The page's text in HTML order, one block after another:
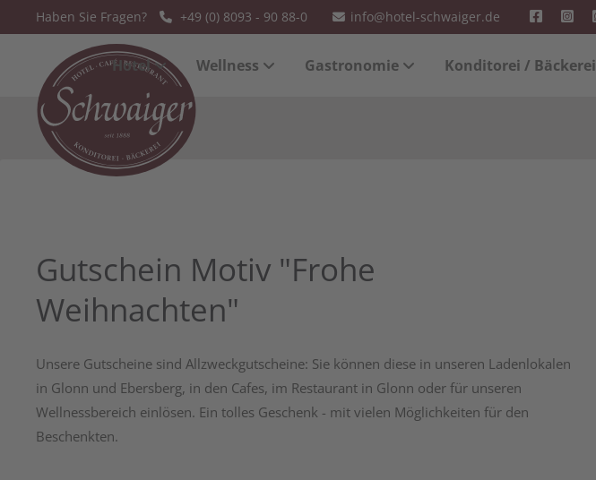
Der Eintrag "offcanvas-col1" existiert
leider nicht.
leider nicht.
Haben Sie Fragen? +49 (0) 8093 - 90 88-0 info@hotel-schwaiger.de
Hotel Wellness Gastronomie Konditorei / Bäckerei
Gutschein Motiv "Frohe
Weihnachten"
Unsere Gutscheine sind Allzweckgutscheine: Sie können diese in unseren Ladenlokalen
in Glonn und Ebersberg, in den Cafes, im Restaurant in Glonn oder für unseren
Wellnessbereich einlösen. Ein tolles Geschenk - mit vielen Möglichkeiten für den
Beschenkten.